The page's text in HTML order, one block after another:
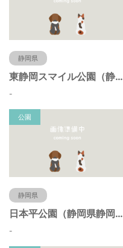
静岡県
東静岡スマイル公園（静岡県静岡市）
-
公園
静岡県
日本平公園（静岡県静岡市）
-